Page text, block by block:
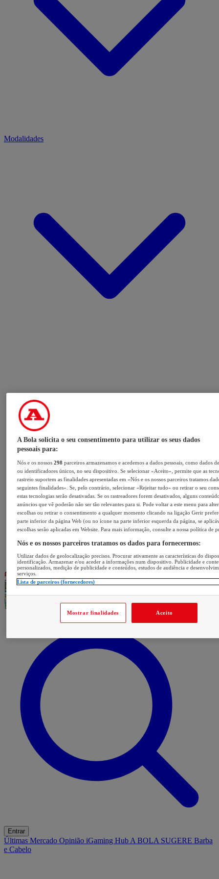
Modalidades
Entrar
Últimas Mercado Opinião iGaming Hub A BOLA SUGERE Barba
e Cabelo
A Bola solicita o seu consentimento para utilizar os seus dados
pessoais para:
Nós e os nossos298 parceiros armazenamos e acedemos a dados pessoais, como dados
ou identificadores únicos, no seu dispositivo. Se selecionar «Aceito», permite que as
rastreio suportem as finalidades apresentadas em «Nós e os nossos parceiros tratamos
seguintes finalidades». Se, pelo contrário, selecionar «Rejeitar tudo» ou retirar o seu
estas tecnologias serão desativadas. Se os rastreadores forem desativados, alguns
anúncios que vê poderão não ser tão relevantes para si. Pode voltar a este menu para
escolhas ou retirar o consentimento a qualquer momento clicando na ligação Gerir
parte inferior da página Web (ou no ícone na parte inferior esquerda da página, se
escolhas serão aplicadas em Website. Para mais informação, consulte a nossa política de
Nós e os nossos parceiros tratamos os dados para fornecermos:
Utilizar dados de geolocalização precisos. Procurar ativamente as características do
identificação. Armazenar e/ou aceder a informações num dispositivo. Publicidade e
personalizados, medição de publicidade e conteúdos, estudos de audiência e
serviços.
Lista de parceiros (fornecedores)
Mostrar finalidades Aceito